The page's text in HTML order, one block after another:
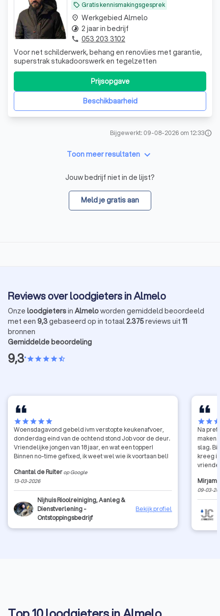
local_offer Gratis kennismakingsgesprek
Voor net schilderwerk, behang en renovlies met garantie,
superstrak stukadoorswerk en tegelzetten
Beschikbaarheid
Prijsopgave
place Werkgebied Almelo
timelapse 2 jaar in bedrijf
phone 053 203 3102
Bijgewerkt: 09-08-2026 om 12:33info
Toon meer resultaten keyboard_arrow_down
Jouw bedrijf niet in de lijst?
Meld je gratis aan
Reviews over loodgieters in Almelo
Onze loodgietersin Almeloworden gemiddeld beoordeeld
met een 9,3gebaseerd op in totaal2.375reviews uit 11
bronnen
Gemiddelde beoordeling
9,3•starstarstarstarstar_half
starstarstarstarstar
Woensdagavond gebeld ivm verstopte keukenafvoer,
donderdag eind van de ochtend stond Job voor de deur.
Vriendelijke jongen van 18 jaar, en wat een topper!
Binnen no-time gefixed, ik weet wel wie ik voortaan bel!
Chantal de Ruiter op Google
13-03-2026
Nijhuis Rioolreiniging, Aanleg &
Dienstverlening -
Ontstoppingsbedrijf
Bekijk profiel
starstar
Na
maken.
slag.
kreeg
Mirjam
09-03-